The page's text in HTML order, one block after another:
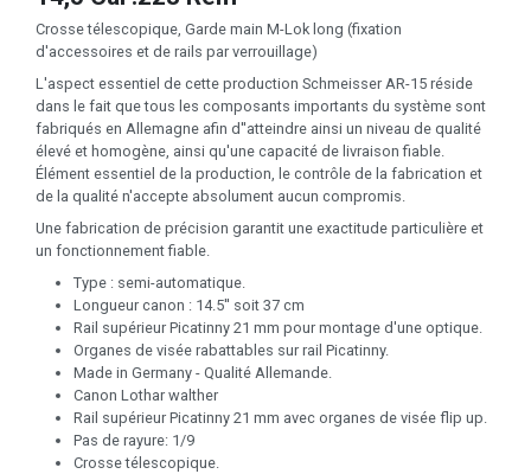
Crosse télescopique, Garde main M-Lok long (fixation
d'accessoires et de rails par verrouillage)
L'aspect essentiel de cette production Schmeisser AR-15 réside
dans le fait que tous les composants importants du système sont
fabriqués en Allemagne afin d''atteindre ainsi un niveau de qualité
élevé et homogène, ainsi qu'une capacité de livraison fiable.
Élément essentiel de la production, le contrôle de la fabrication et
de la qualité n'accepte absolument aucun compromis.
Une fabrication de précision garantit une exactitude particulière et
un fonctionnement fiable.
Type : semi-automatique.
Longueur canon : 14.5'' soit 37 cm
Rail supérieur Picatinny 21 mm pour montage d'une optique.
Organes de visée rabattables sur rail Picatinny.
Made in Germany - Qualité Allemande.
Canon Lothar walther
Rail supérieur Picatinny 21 mm avec organes de visée flip up.
Pas de rayure: 1/9
Crosse télescopique.